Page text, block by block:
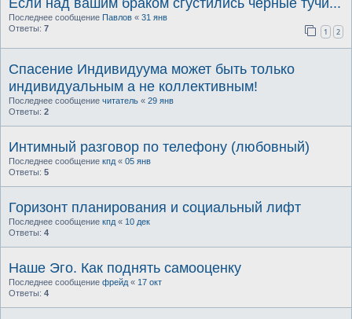
Последнее сообщение Павлов « 31 янв
Ответы: 7 1 2
Спасение Индивидуума может быть только
индивидуальным а не коллективным!
Последнее сообщение читатель « 29 янв
Ответы: 2
Интимный разговор по телефону (любовный)
Последнее сообщение кпд « 05 янв
Ответы: 5
Горизонт планирования и социальный лифт
Последнее сообщение кпд « 10 дек
Ответы: 4
Наше Эго. Как поднять самооценку
Последнее сообщение фрейд « 17 окт
Ответы: 4